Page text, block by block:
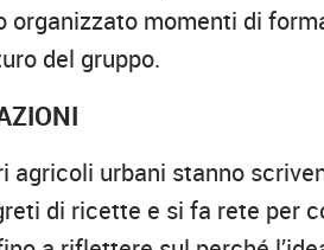
organizzato momenti di
del gruppo.
urbani stanno
di ricette e si fa rete per